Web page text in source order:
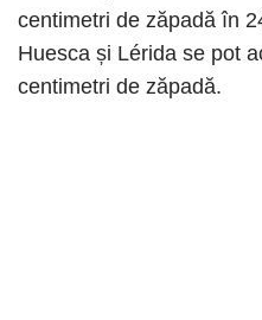
centimetri de zăpadă în
Huesca și Lérida se pot
centimetri de zăpadă.